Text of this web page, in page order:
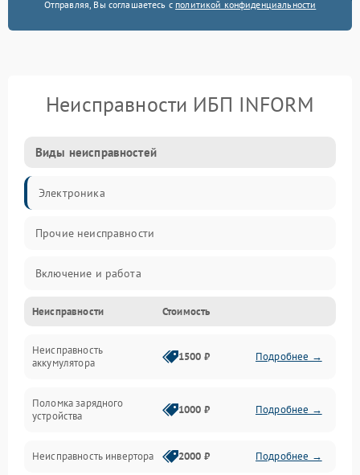
Отправляя, Вы соглашаетесь с политикой конфиденциальности
Неисправности ИБП INFORM
Виды неисправностей
Электроника
Прочие неисправности
Включение и работа
Работа с нагрузкой
Звук и индикация
Неисправности Стоимость
Неисправность
аккумулятора
1500 ₽ Подробнее →
Поломка зарядного
устройства
1000 ₽ Подробнее →
Неисправность инвертора 2000 ₽ Подробнее →